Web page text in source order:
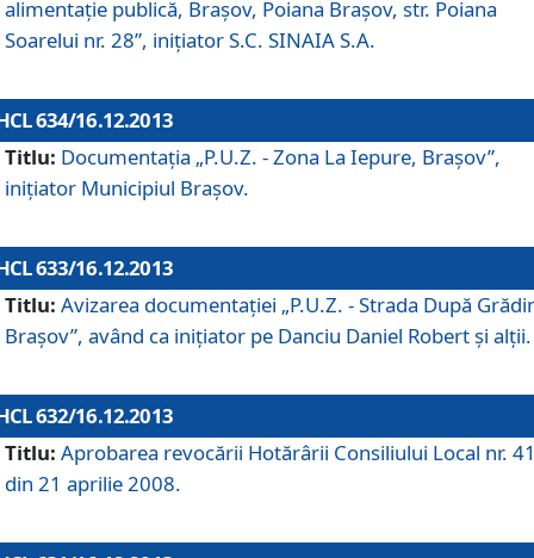
alimentaţie publică, Braşov, Poiana Braşov, str. Poiana
Soarelui nr. 28”, iniţiator S.C. SINAIA S.A.
634/16.12.2013
Titlu: Documentaţia „P.U.Z. - Zona La Iepure, Braşov”,
iniţiator Municipiul Braşov.
633/16.12.2013
Titlu: Avizarea documentaţiei „P.U.Z. - Strada După
Braşov”, având ca iniţiator pe Danciu Daniel Robert şi alţii.
632/16.12.2013
Titlu: Aprobarea revocării Hotărârii Consiliului Local nr.
din 21 aprilie 2008.